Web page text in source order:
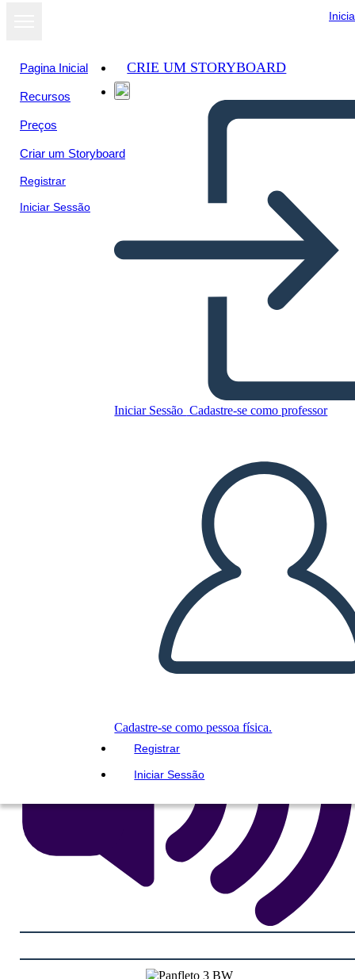
Pagina Inicial
Recursos
Preços
Criar um Storyboard
Registrar
Iniciar Sessão
CRIE UM STORYBOARD
Iniciar Sessão Cadastre-se como professor
Cadastre-se como pessoa física.
Registrar
Iniciar Sessão
Copie este storyboard
CRIAR UM STORYBOARD
REPRODUZIR APRESENTAÇÃO DE SLIDES
LEIA PRA MIM